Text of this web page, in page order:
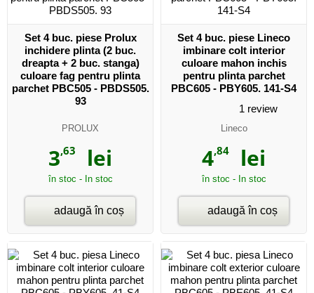
Set 4 buc. piese Prolux
inchidere plinta (2 buc.
dreapta + 2 buc. stanga)
culoare fag pentru plinta
parchet PBC505 - PBDS505.
93
PROLUX
3,63 lei
în stoc - In stoc
adaugă în coș
Set 4 buc. piese Lineco
imbinare colt interior
culoare mahon inchis
pentru plinta parchet
PBC605 - PBY605. 141-S4
1 review
Lineco
4,84 lei
în stoc - In stoc
adaugă în coș